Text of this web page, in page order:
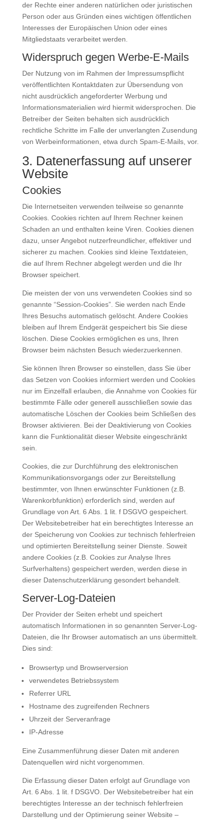
der Rechte einer anderen natürlichen oder juristischen
Person oder aus Gründen eines wichtigen öffentlichen
Interesses der Europäischen Union oder eines
Mitgliedstaats verarbeitet werden.
Widerspruch gegen Werbe-E-Mails
Der Nutzung von im Rahmen der Impressumspflicht
veröffentlichten Kontaktdaten zur Übersendung von
nicht ausdrücklich angeforderter Werbung und
Informationsmaterialien wird hiermit widersprochen. Die
Betreiber der Seiten behalten sich ausdrücklich
rechtliche Schritte im Falle der unverlangten Zusendung
von Werbeinformationen, etwa durch Spam-E-Mails, vor.
3. Datenerfassung auf unserer
Website
Cookies
Die Internetseiten verwenden teilweise so genannte
Cookies. Cookies richten auf Ihrem Rechner keinen
Schaden an und enthalten keine Viren. Cookies dienen
dazu, unser Angebot nutzerfreundlicher, effektiver und
sicherer zu machen. Cookies sind kleine Textdateien,
die auf Ihrem Rechner abgelegt werden und die Ihr
Browser speichert.
Die meisten der von uns verwendeten Cookies sind so
genannte “Session-Cookies”. Sie werden nach Ende
Ihres Besuchs automatisch gelöscht. Andere Cookies
bleiben auf Ihrem Endgerät gespeichert bis Sie diese
löschen. Diese Cookies ermöglichen es uns, Ihren
Browser beim nächsten Besuch wiederzuerkennen.
Sie können Ihren Browser so einstellen, dass Sie über
das Setzen von Cookies informiert werden und Cookies
nur im Einzelfall erlauben, die Annahme von Cookies für
bestimmte Fälle oder generell ausschließen sowie das
automatische Löschen der Cookies beim Schließen des
Browser aktivieren. Bei der Deaktivierung von Cookies
kann die Funktionalität dieser Website eingeschränkt
sein.
Cookies, die zur Durchführung des elektronischen
Kommunikationsvorgangs oder zur Bereitstellung
bestimmter, von Ihnen erwünschter Funktionen (z.B.
Warenkorbfunktion) erforderlich sind, werden auf
Grundlage von Art. 6 Abs. 1 lit. f DSGVO gespeichert.
Der Websitebetreiber hat ein berechtigtes Interesse an
der Speicherung von Cookies zur technisch fehlerfreien
und optimierten Bereitstellung seiner Dienste. Soweit
andere Cookies (z.B. Cookies zur Analyse Ihres
Surfverhaltens) gespeichert werden, werden diese in
dieser Datenschutzerklärung gesondert behandelt.
Server-Log-Dateien
Der Provider der Seiten erhebt und speichert
automatisch Informationen in so genannten Server-Log-
Dateien, die Ihr Browser automatisch an uns übermittelt.
Dies sind:
Browsertyp und Browserversion
verwendetes Betriebssystem
Referrer URL
Hostname des zugreifenden Rechners
Uhrzeit der Serveranfrage
IP-Adresse
Eine Zusammenführung dieser Daten mit anderen
Datenquellen wird nicht vorgenommen.
Die Erfassung dieser Daten erfolgt auf Grundlage von
Art. 6 Abs. 1 lit. f DSGVO. Der Websitebetreiber hat ein
berechtigtes Interesse an der technisch fehlerfreien
Darstellung und der Optimierung seiner Website –